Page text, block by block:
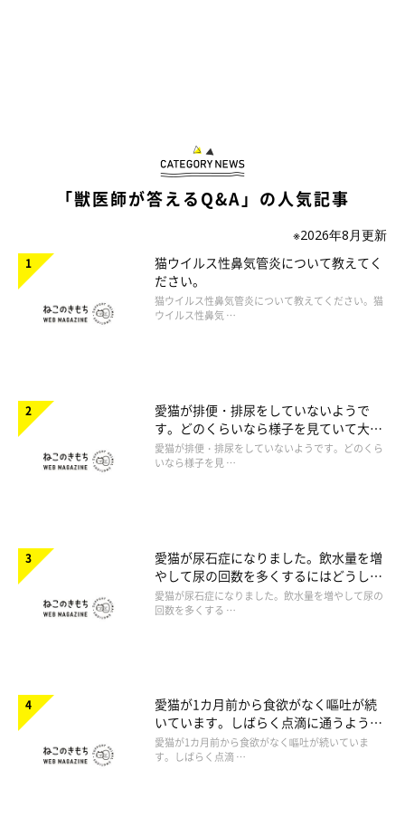
「獣医師が答えるQ&A」の人気記事
※2026年8月更新
猫ウイルス性鼻気管炎について教えてく
ださい。
猫ウイルス性鼻気管炎について教えてください。猫
ウイルス性鼻気 …
愛猫が排便・排尿をしていないようで
す。どのくらいなら様子を見ていて大丈
夫ですか。
愛猫が排便・排尿をしていないようです。どのくら
いなら様子を見 …
愛猫が尿石症になりました。飲水量を増
やして尿の回数を多くするにはどうした
らいいですか。
愛猫が尿石症になりました。飲水量を増やして尿の
回数を多くする …
愛猫が1カ月前から食欲がなく嘔吐が続
いています。しばらく点滴に通うように
言われたのですが心配です。
愛猫が1カ月前から食欲がなく嘔吐が続いていま
す。しばらく点滴 …